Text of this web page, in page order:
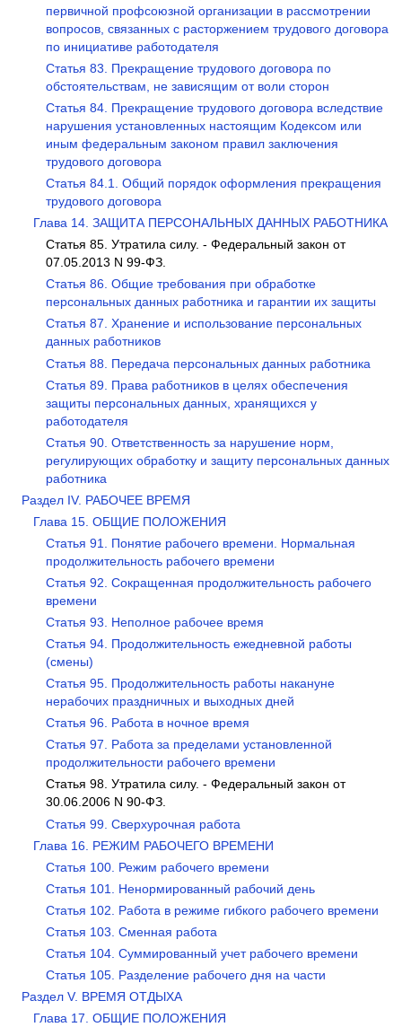
первичной профсоюзной организации в рассмотрении
вопросов, связанных с расторжением трудового договора
по инициативе работодателя
Статья 83. Прекращение трудового договора по
обстоятельствам, не зависящим от воли сторон
Статья 84. Прекращение трудового договора вследствие
нарушения установленных настоящим Кодексом или
иным федеральным законом правил заключения
трудового договора
Статья 84.1. Общий порядок оформления прекращения
трудового договора
Глава 14. ЗАЩИТА ПЕРСОНАЛЬНЫХ ДАННЫХ РАБОТНИКА
Статья 85. Утратила силу. - Федеральный закон от
07.05.2013 N 99-ФЗ.
Статья 86. Общие требования при обработке
персональных данных работника и гарантии их защиты
Статья 87. Хранение и использование персональных
данных работников
Статья 88. Передача персональных данных работника
Статья 89. Права работников в целях обеспечения
защиты персональных данных, хранящихся у
работодателя
Статья 90. Ответственность за нарушение норм,
регулирующих обработку и защиту персональных данных
работника
Раздел IV. РАБОЧЕЕ ВРЕМЯ
Глава 15. ОБЩИЕ ПОЛОЖЕНИЯ
Статья 91. Понятие рабочего времени. Нормальная
продолжительность рабочего времени
Статья 92. Сокращенная продолжительность рабочего
времени
Статья 93. Неполное рабочее время
Статья 94. Продолжительность ежедневной работы
(смены)
Статья 95. Продолжительность работы накануне
нерабочих праздничных и выходных дней
Статья 96. Работа в ночное время
Статья 97. Работа за пределами установленной
продолжительности рабочего времени
Статья 98. Утратила силу. - Федеральный закон от
30.06.2006 N 90-ФЗ.
Статья 99. Сверхурочная работа
Глава 16. РЕЖИМ РАБОЧЕГО ВРЕМЕНИ
Статья 100. Режим рабочего времени
Статья 101. Ненормированный рабочий день
Статья 102. Работа в режиме гибкого рабочего времени
Статья 103. Сменная работа
Статья 104. Суммированный учет рабочего времени
Статья 105. Разделение рабочего дня на части
Раздел V. ВРЕМЯ ОТДЫХА
Глава 17. ОБЩИЕ ПОЛОЖЕНИЯ